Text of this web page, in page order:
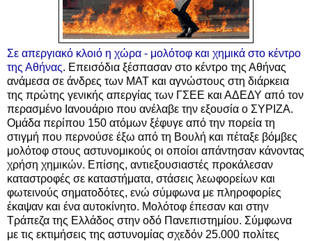
Σε απεργιακό κλοιό η χώρα - μολότοφ και χημικά στο κέντρο
της Αθήνας. Επεισόδια ξέσπασαν στο κέντρο της Αθήνας
ανάμεσα σε άνδρες των ΜΑΤ και αγνώστους στη διάρκεια
της πρώτης γενικής απεργίας των ΓΣΕΕ και ΑΔΕΔΥ από τον
περασμένο Ιανουάριο που ανέλαβε την εξουσία ο ΣΥΡΙΖΑ.
Ομάδα περίπου 150 ατόμων ξέφυγε από την πορεία τη
στιγμή που περνούσε έξω από τη Βουλή και πέταξε βόμβες
μολότοφ στους αστυνομικούς οι οποίοι απάντησαν κάνοντας
χρήση χημικών. Επίσης, αντιεξουσιαστές προκάλεσαν
καταστροφές σε καταστήματα, στάσεις λεωφορείων και
φωτεινούς σηματοδότες, ενώ σύμφωνα με πληροφορίες
έκαψαν και ένα αυτοκίνητο. Μολότοφ έπεσαν και στην
Τράπεζα της Ελλάδος στην οδό Πανεπιστημίου. Σύμφωνα
με τις εκτιμήσεις της αστυνομίας σχεδόν 25.000 πολίτες